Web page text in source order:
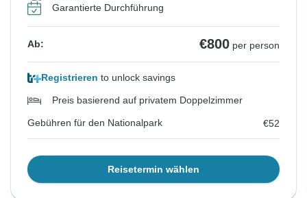
Garantierte Durchführung
Ab: €800 per person
Registrieren to unlock savings
Preis basierend auf privatem Doppelzimmer
Gebühren für den Nationalpark €52
Reisetermin wählen